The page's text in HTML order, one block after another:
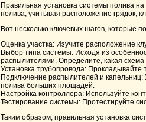
Правильная установка системы полива
полива, учитывая расположение грядок,
Вот несколько ключевых шагов, которые
Оценка участка: Изучите расположение
Выбор типа системы: Исходя из
распылителями. Определите, какая
Установка трубопровода: Прокладывайте
Подключение распылителей и капельниц:
полива больших площадей.
Настройка контроллера: Используйте
Тестирование системы: Протестируйте
Таким образом, правильная установка